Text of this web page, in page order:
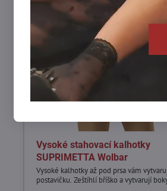
Vysoké stahovací kalhotky
SUPRIMETTA Wolbar
Vysoké kalhotky až pod prsa vám
postavičku. Zeštíhlí bříško a vytvarují